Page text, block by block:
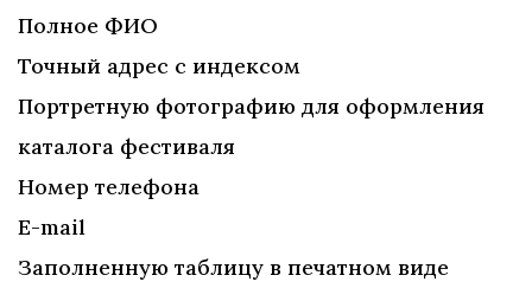
Полное ФИО
Точный адрес с индексом
Портретную фотографию для оформления
каталога фестиваля
Номер телефона
E-mail
Заполненную таблицу в печатном виде